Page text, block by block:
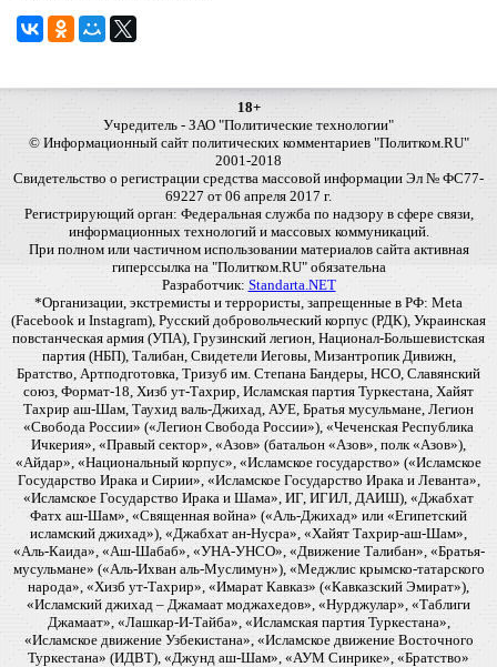
18+
Учредитель - ЗАО "Политические технологии"
© Информационный сайт политических комментариев "Политком.RU"
2001-2018
Свидетельство о регистрации средства массовой информации Эл № ФС77-
69227 от 06 апреля 2017 г.
Регистрирующий орган: Федеральная служба по надзору в сфере связи,
информационных технологий и массовых коммуникаций.
При полном или частичном использовании материалов сайта активная
гиперссылка на "Политком.RU" обязательна
Разработчик: Standarta.NET
*Организации, экстремисты и террористы, запрещенные в РФ: Meta
(Facebook и Instagram), Русский добровольческий корпус (РДК), Украинская
повстанческая армия (УПА), Грузинский легион, Национал-Большевистская
партия (НБП), Талибан, Свидетели Иеговы, Мизантропик Дивижн,
Братство, Артподготовка, Тризуб им. Степана Бандеры, НСО, Славянский
союз, Формат-18, Хизб ут-Тахрир, Исламская партия Туркестана, Хайят
Тахрир аш-Шам, Таухид валь-Джихад, АУЕ, Братья мусульмане, Легион
«Свобода России» («Легион Свобода России»), «Чеченская Республика
Ичкерия», «Правый сектор», «Азов» (батальон «Азов», полк «Азов»),
«Айдар», «Национальный корпус», «Исламское государство» («Исламское
Государство Ирака и Сирии», «Исламское Государство Ирака и Леванта»,
«Исламское Государство Ирака и Шама», ИГ, ИГИЛ, ДАИШ), «Джабхат
Фатх аш-Шам», «Священная война» («Аль-Джихад» или «Египетский
исламский джихад»), «Джабхат ан-Нусра», «Хайят Тахрир-аш-Шам»,
«Аль-Каида», «Аш-Шабаб», «УНА-УНСО», «Движение Талибан», «Братья-
мусульмане» («Аль-Ихван аль-Муслимун»), «Меджлис крымско-татарского
народа», «Хизб ут-Тахрир», «Имарат Кавказ» («Кавказский Эмират»),
«Исламский джихад – Джамаат моджахедов», «Нурджулар», «Таблиги
Джамаат», «Лашкар-И-Тайба», «Исламская партия Туркестана»,
«Исламское движение Узбекистана», «Исламское движение Восточного
Туркестана» (ИДВТ), «Джунд аш-Шам», «АУМ Синрике», «Братство»